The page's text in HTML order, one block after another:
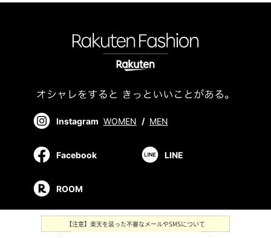
Instagram WOMEN / MEN
Facebook LINE
ROOM
【注意】楽天を装った不審なメールやSMSについて